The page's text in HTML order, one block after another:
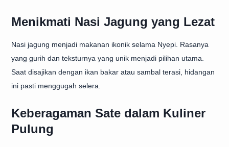
Menikmati Nasi Jagung yang Lezat
Nasi jagung menjadi makanan ikonik selama Nyepi. Rasanya
yang gurih dan teksturnya yang unik menjadi pilihan utama.
Saat disajikan dengan ikan bakar atau sambal terasi, hidangan
ini pasti menggugah selera.
Keberagaman Sate dalam Kuliner
Pulung